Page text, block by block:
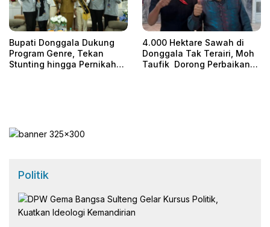
Bupati Donggala Dukung
Program Genre, Tekan
Stunting hingga Pernikahan
4.000 Hektare Sawah di
Donggala Tak Terairi, Moh
Taufik Dorong Perbaikan
Politik